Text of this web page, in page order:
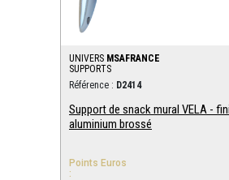
UNIVERS MSAFRANCE
SUPPORTS
Référence : D2414
Support de snack mural VELA -
aluminium brossé
Points Euros
: